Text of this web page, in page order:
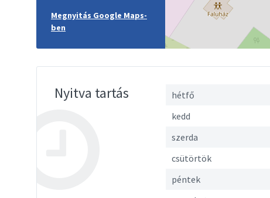
Megnyitás Google Maps-
ben
Nyitva tartás hétfő
kedd
szerda
csütörtök
péntek